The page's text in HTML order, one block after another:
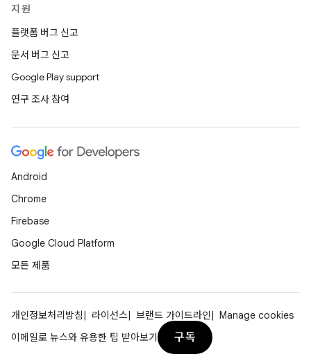
지원
플랫폼 버그 신고
문서 버그 신고
Google Play support
연구 조사 참여
Android
Chrome
Firebase
Google Cloud Platform
모든 제품
개인정보처리방침 라이선스 브랜드 가이드라인
Manage cookies
이메일로 뉴스와 유용한 팁 받아보기
구독